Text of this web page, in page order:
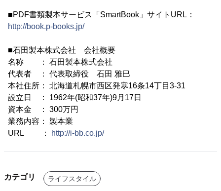
■PDF書類製本サービス「SmartBook」サイトURL：
http://book.p-books.jp/
■石田製本株式会社 会社概要
名称 ： 石田製本株式会社
代表者 ： 代表取締役 石田 雅巳
本社住所： 北海道札幌市西区発寒16条14丁目3-31
設立日 ： 1962年(昭和37年)9月17日
資本金 ： 300万円
業務内容： 製本業
URL ：
http://i-bb.co.jp/
カテゴリ ライフスタイル